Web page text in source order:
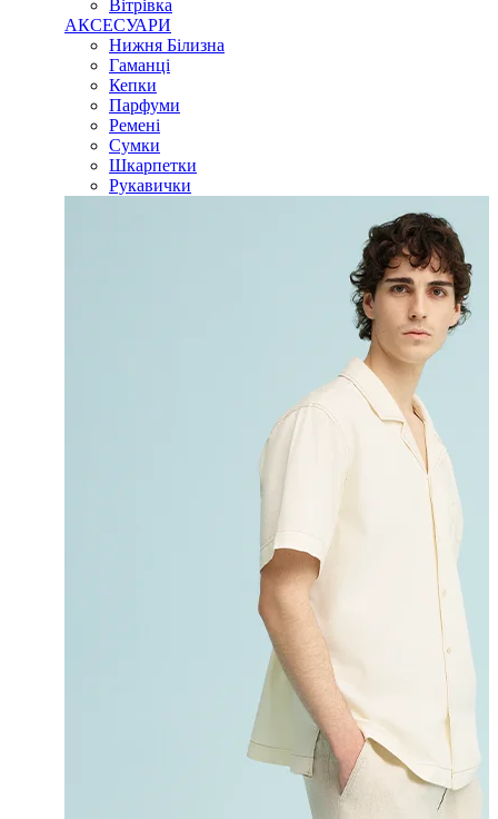
Вітрівка
АКСЕСУАРИ
Нижня Білизна
Гаманці
Кепки
Парфуми
Ремені
Сумки
Шкарпетки
Рукавички